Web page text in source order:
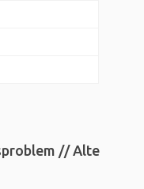
// Alte